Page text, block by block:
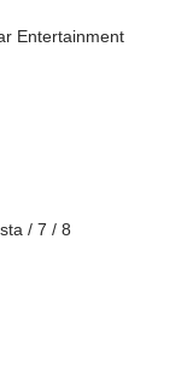
Entertainment
/ 7 / 8